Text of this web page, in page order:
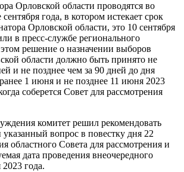
Орловской области проводятся во
сентября года, в котором истекает срок
Орловской области, это 10 сентября
в пресс-службе регионального
решение о назначении выборов
области должно быть принято не
и не позднее чем за 90 дней до дня
1 июня и не позднее 11 июня 2023
соберется Совет для рассмотрения
комитет решил рекомендовать
вопрос в повестку дня 22
областного Совета для рассмотрения и
дата проведения внеочередного
года.